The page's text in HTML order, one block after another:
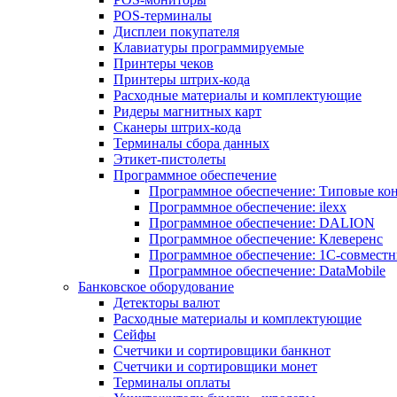
POS-терминалы
Дисплеи покупателя
Клавиатуры программируемые
Принтеры чеков
Принтеры штрих-кода
Расходные материалы и комплектующие
Ридеры магнитных карт
Сканеры штрих-кода
Терминалы сбора данных
Этикет-пистолеты
Программное обеспечение
Программное обеспечение: Типовые
Программное обеспечение: ilexx
Программное обеспечение: DALION
Программное обеспечение: Клеверенс
Программное обеспечение: 1С-
Программное обеспечение: DataMobile
Банковское оборудование
Детекторы валют
Расходные материалы и комплектующие
Сейфы
Счетчики и сортировщики банкнот
Счетчики и сортировщики монет
Терминалы оплаты